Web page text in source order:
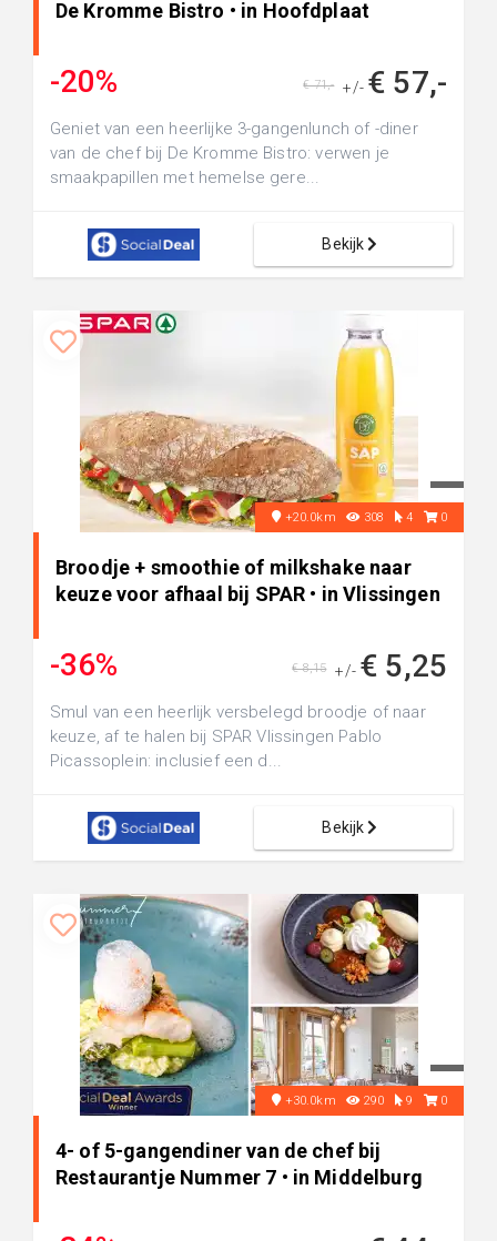
De Kromme Bistro • in Hoofdplaat
-20% +/- € 57,-
€ 71,-
Geniet van een heerlijke 3-gangenlunch of -diner
van de chef bij De Kromme Bistro: verwen je
smaakpapillen met hemelse gere...
Bekijk
+20.0km 308 4 0
Broodje + smoothie of milkshake naar
keuze voor afhaal bij SPAR • in Vlissingen
-36% +/- € 5,25
€ 8,15
Smul van een heerlijk versbelegd broodje of naar
keuze, af te halen bij SPAR Vlissingen Pablo
Picassoplein: inclusief een d...
Bekijk
+30.0km 290 9 0
4- of 5-gangendiner van de chef bij
Restaurantje Nummer 7 • in Middelburg